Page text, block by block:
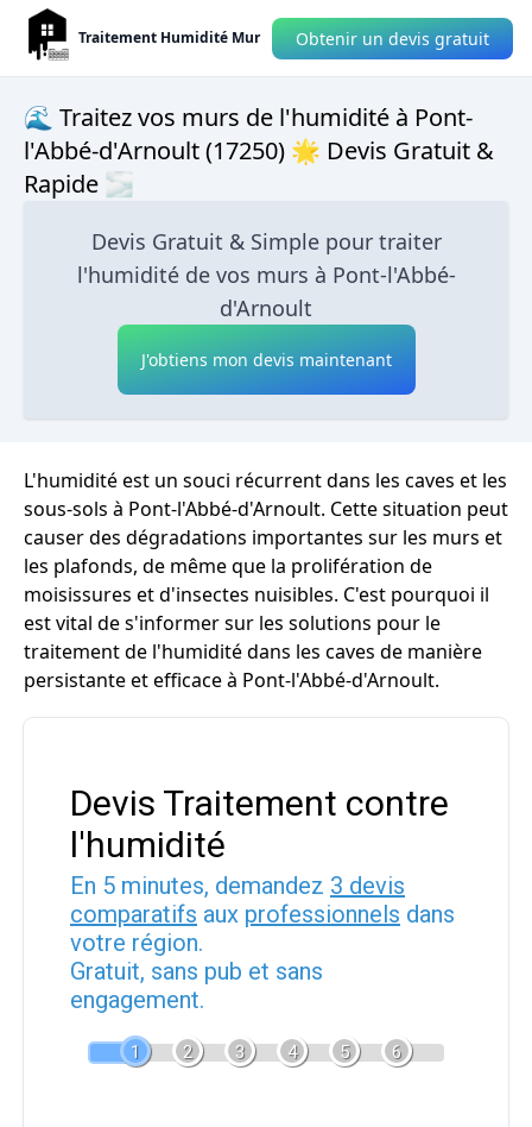
Traitement Humidité Mur Obtenir un devis gratuit
🌊 Traitez vos murs de l'humidité à Pont-
l'Abbé-d'Arnoult (17250) 🌟 Devis Gratuit &
Rapide 🌫
Devis Gratuit & Simple pour traiter
l'humidité de vos murs à Pont-l'Abbé-
d'Arnoult
J'obtiens mon devis maintenant
L'humidité est un souci récurrent dans les caves et les
sous-sols à Pont-l'Abbé-d'Arnoult. Cette situation peut
causer des dégradations importantes sur les murs et
les plafonds, de même que la prolifération de
moisissures et d'insectes nuisibles. C'est pourquoi il
est vital de s'informer sur les solutions pour le
traitement de l'humidité dans les caves de manière
persistante et efficace à Pont-l'Abbé-d'Arnoult.
Devis Traitement contre
l'humidité
En 5 minutes, demandez 3 devis
comparatifs aux professionnels dans
votre région.
Gratuit, sans pub et sans
engagement.
1 2 3 4 5 6